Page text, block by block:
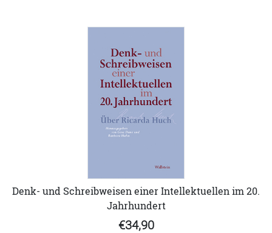
Denk- und Schreibweisen einer Intellektuellen im 20.
Jahrhundert
€34,90